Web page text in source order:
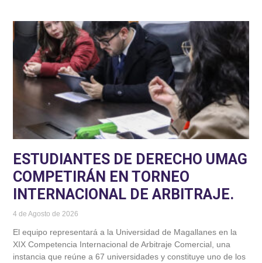
ESTUDIANTES DE DERECHO UMAG
COMPETIRÁN EN TORNEO
INTERNACIONAL DE ARBITRAJE.
4 de Agosto de 2026
El equipo representará a la Universidad de Magallanes en la
XIX Competencia Internacional de Arbitraje Comercial, una
instancia que reúne a 67 universidades y constituye uno de los